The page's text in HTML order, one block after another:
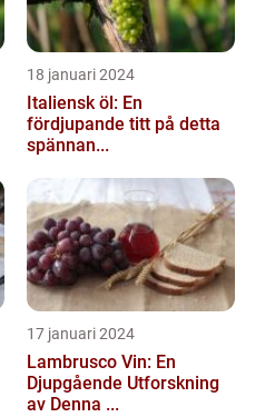
18 januari 2024
Italiensk öl: En
fördjupande titt på detta
spännan...
17 januari 2024
Lambrusco Vin: En
Djupgående Utforskning
av Denna ...